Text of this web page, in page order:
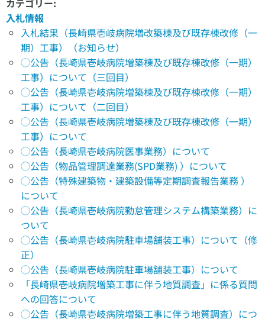
カテゴリー:
入札情報
入札結果（長崎県壱岐病院増改築棟及び既存棟改修（一
期）工事）（お知らせ）
◯公告（長崎県壱岐病院増築棟及び既存棟改修（一期）
工事）について（三回目）
◯公告（長崎県壱岐病院増築棟及び既存棟改修（一期）
工事）について（二回目）
◯公告（長崎県壱岐病院増築棟及び既存棟改修（一期）
工事）について
◯公告（長崎県壱岐病院医事業務）について
◯公告（物品管理調達業務(SPD業務) ）について
◯公告（特殊建築物・建築設備等定期調査報告業務 ）
について
◯公告（長崎県壱岐病院勤怠管理システム構築業務）に
ついて
◯公告（長崎県壱岐病院駐車場舗装工事）について（修
正）
◯公告（長崎県壱岐病院駐車場舗装工事）について
「長崎県壱岐病院増築工事に伴う地質調査」に係る質問
への回答について
◯公告（長崎県壱岐病院増築工事に伴う地質調査）につ